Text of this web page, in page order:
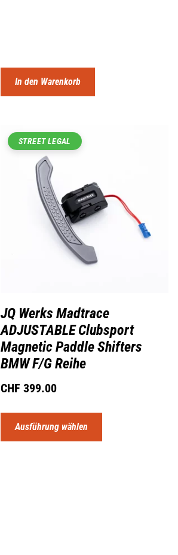
In den Warenkorb
STREET LEGAL
JQ Werks Madtrace
ADJUSTABLE Clubsport
Magnetic Paddle Shifters
BMW F/G Reihe
CHF 399.00
Ausführung wählen